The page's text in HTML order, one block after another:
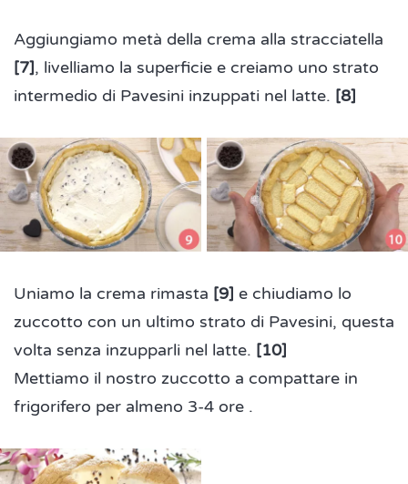
Aggiungiamo metà della crema alla stracciatella
[7], livelliamo la superficie e creiamo uno strato
intermedio di Pavesini inzuppati nel latte. [8]
Uniamo la crema rimasta [9] e chiudiamo lo
zuccotto con un ultimo strato di Pavesini, questa
volta senza inzupparli nel latte. [10]
Mettiamo il nostro zuccotto a compattare in
frigorifero per almeno 3-4 ore .